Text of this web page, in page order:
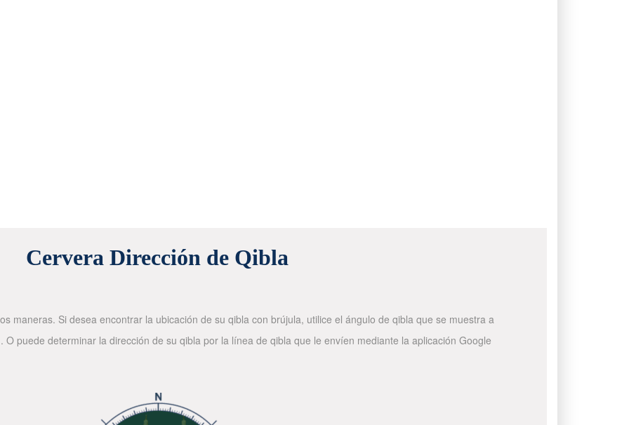
Cervera Dirección de Qibla
maneras. Si desea encontrar la ubicación de su qibla con brújula, utilice el ángulo de qibla que se muestra a
puede determinar la dirección de su qibla por la línea de qibla que le envíen mediante la aplicación Google